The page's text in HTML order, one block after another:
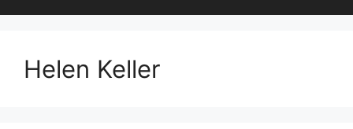
Helen Keller